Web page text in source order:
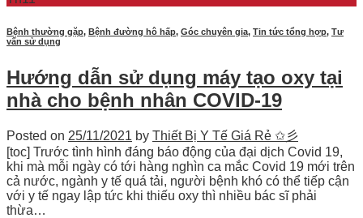
Bệnh thường gặp, Bệnh đường hô hấp, Góc chuyên gia, Tin tức tổng hợp, Tư
vấn sử dụng
Hướng dẫn sử dụng máy tạo oxy tại
nhà cho bệnh nhân COVID-19
Posted on 25/11/2021 by Thiết Bị Y Tế Giá Rẻ ✩彡
[toc] Trước tình hình đáng báo động của đại dịch Covid 19,
khi mà mỗi ngày có tới hàng nghìn ca mắc Covid 19 mới trên
cả nước, ngành y tế quá tải, người bệnh khó có thể tiếp cận
với y tế ngay lập tức khi thiếu oxy thì nhiều bác sĩ phải
thừa…